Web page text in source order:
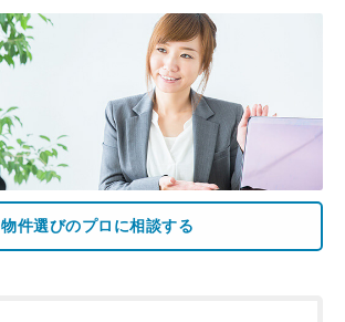
物件選びのプロに相談する